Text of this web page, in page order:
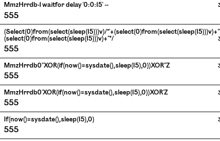
MmzHrrdb-1 waitfor delay '0:0:15' --
555
(select(0)from(select(sleep(15)))v)/*'+(select(0)from(select(sleep(15)))v)+'"+
(select(0)from(select(sleep(15)))v)+"*/
555
MmzHrrdb0"XOR(if(now()=sysdate(),sleep(15),0))XOR"Z
555
MmzHrrdb0'XOR(if(now()=sysdate(),sleep(15),0))XOR'Z
555
if(now()=sysdate(),sleep(15),0)
555